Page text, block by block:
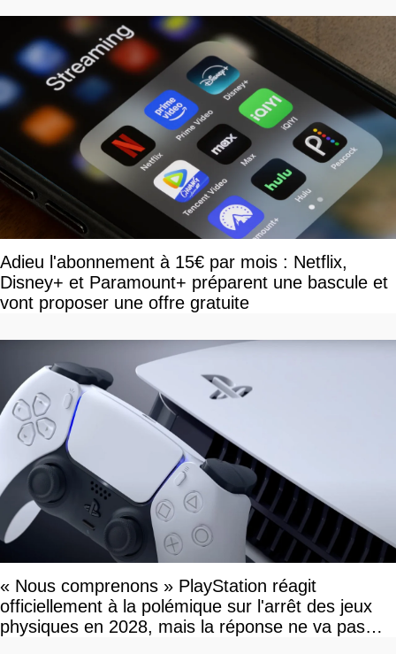
Adieu l'abonnement à 15€ par mois : Netflix,
Disney+ et Paramount+ préparent une bascule et
vont proposer une offre gratuite
« Nous comprenons » PlayStation réagit
officiellement à la polémique sur l'arrêt des jeux
physiques en 2028, mais la réponse ne va pas